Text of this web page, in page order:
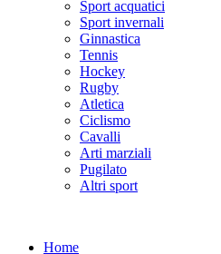
Sport acquatici
Sport invernali
Ginnastica
Tennis
Hockey
Rugby
Atletica
Ciclismo
Cavalli
Arti marziali
Pugilato
Altri sport
Home